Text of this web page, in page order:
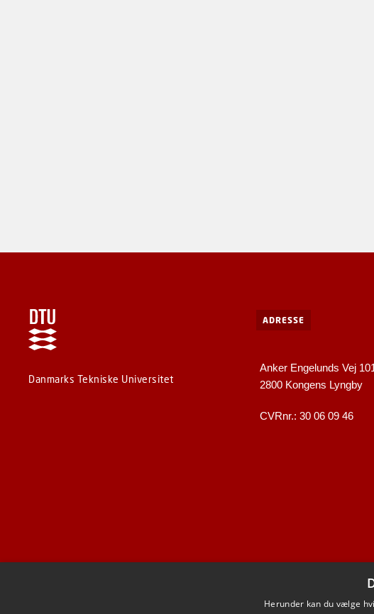
Danmarks Tekniske Universitet
ADRESSE
Anker Engelunds Vej
2800 Kongens Lyngby
CVRnr.: 30 06 09 46
Herunder kan du vælge